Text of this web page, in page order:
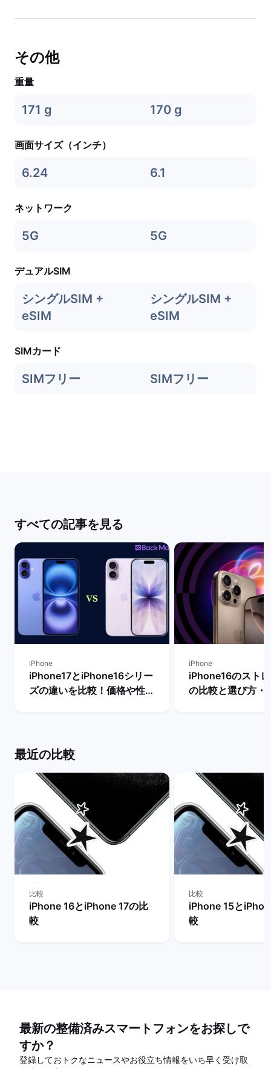
その他
重量
171 g 170 g
画面サイズ（インチ）
6.24 6.1
ネットワーク
5G 5G
デュアルSIM
シングルSIM +
eSIM
シングルSIM +
eSIM
SIMカード
SIMフリー SIMフリー
すべての記事を見る
iPhone
iPhone17とiPhone16シリー
ズの違いを比較！価格や性能
iPhone
iPhone16のスト
の比較と選び方・
最近の比較
比較
iPhone 16とiPhone 17の比
較
比較
iPhone 15と
較
最新の整備済みスマートフォンをお探しで
すか？
登録しておトクなニュースやお役立ち情報をいち早く受け取